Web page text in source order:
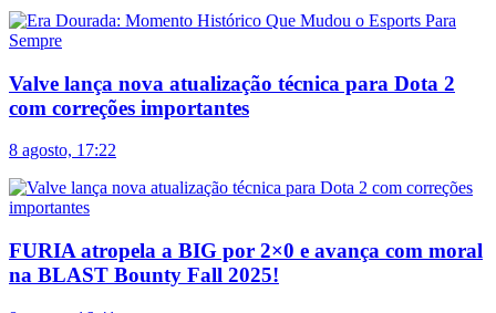
Valve lança nova atualização técnica para Dota 2
com correções importantes
8 agosto, 17:22
FURIA atropela a BIG por 2×0 e avança com moral
na BLAST Bounty Fall 2025!